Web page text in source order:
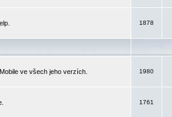
1878
ve všech jeho verzích.
1980
1761